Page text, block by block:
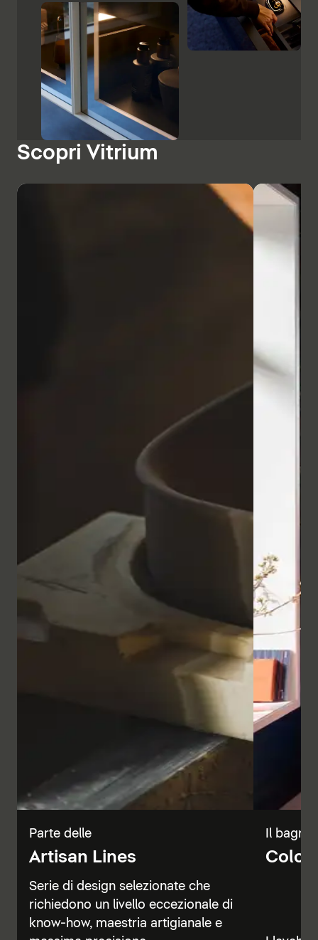
Scopri Vitrium
Parte delle
Artisan Lines
Serie di design selezionate che
richiedono un livello eccezionale di
know-how, maestria artigianale e
Il
Color